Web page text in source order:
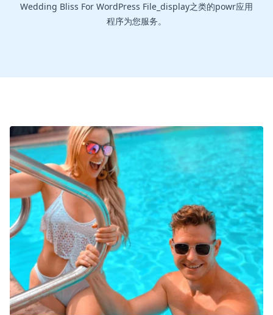
Wedding Bliss For WordPress File_display之类的powr应用
程序为您服务。